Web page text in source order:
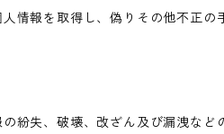
情報を取得し、偽りその他不正の
紛失、破壊、改ざん及び漏洩な